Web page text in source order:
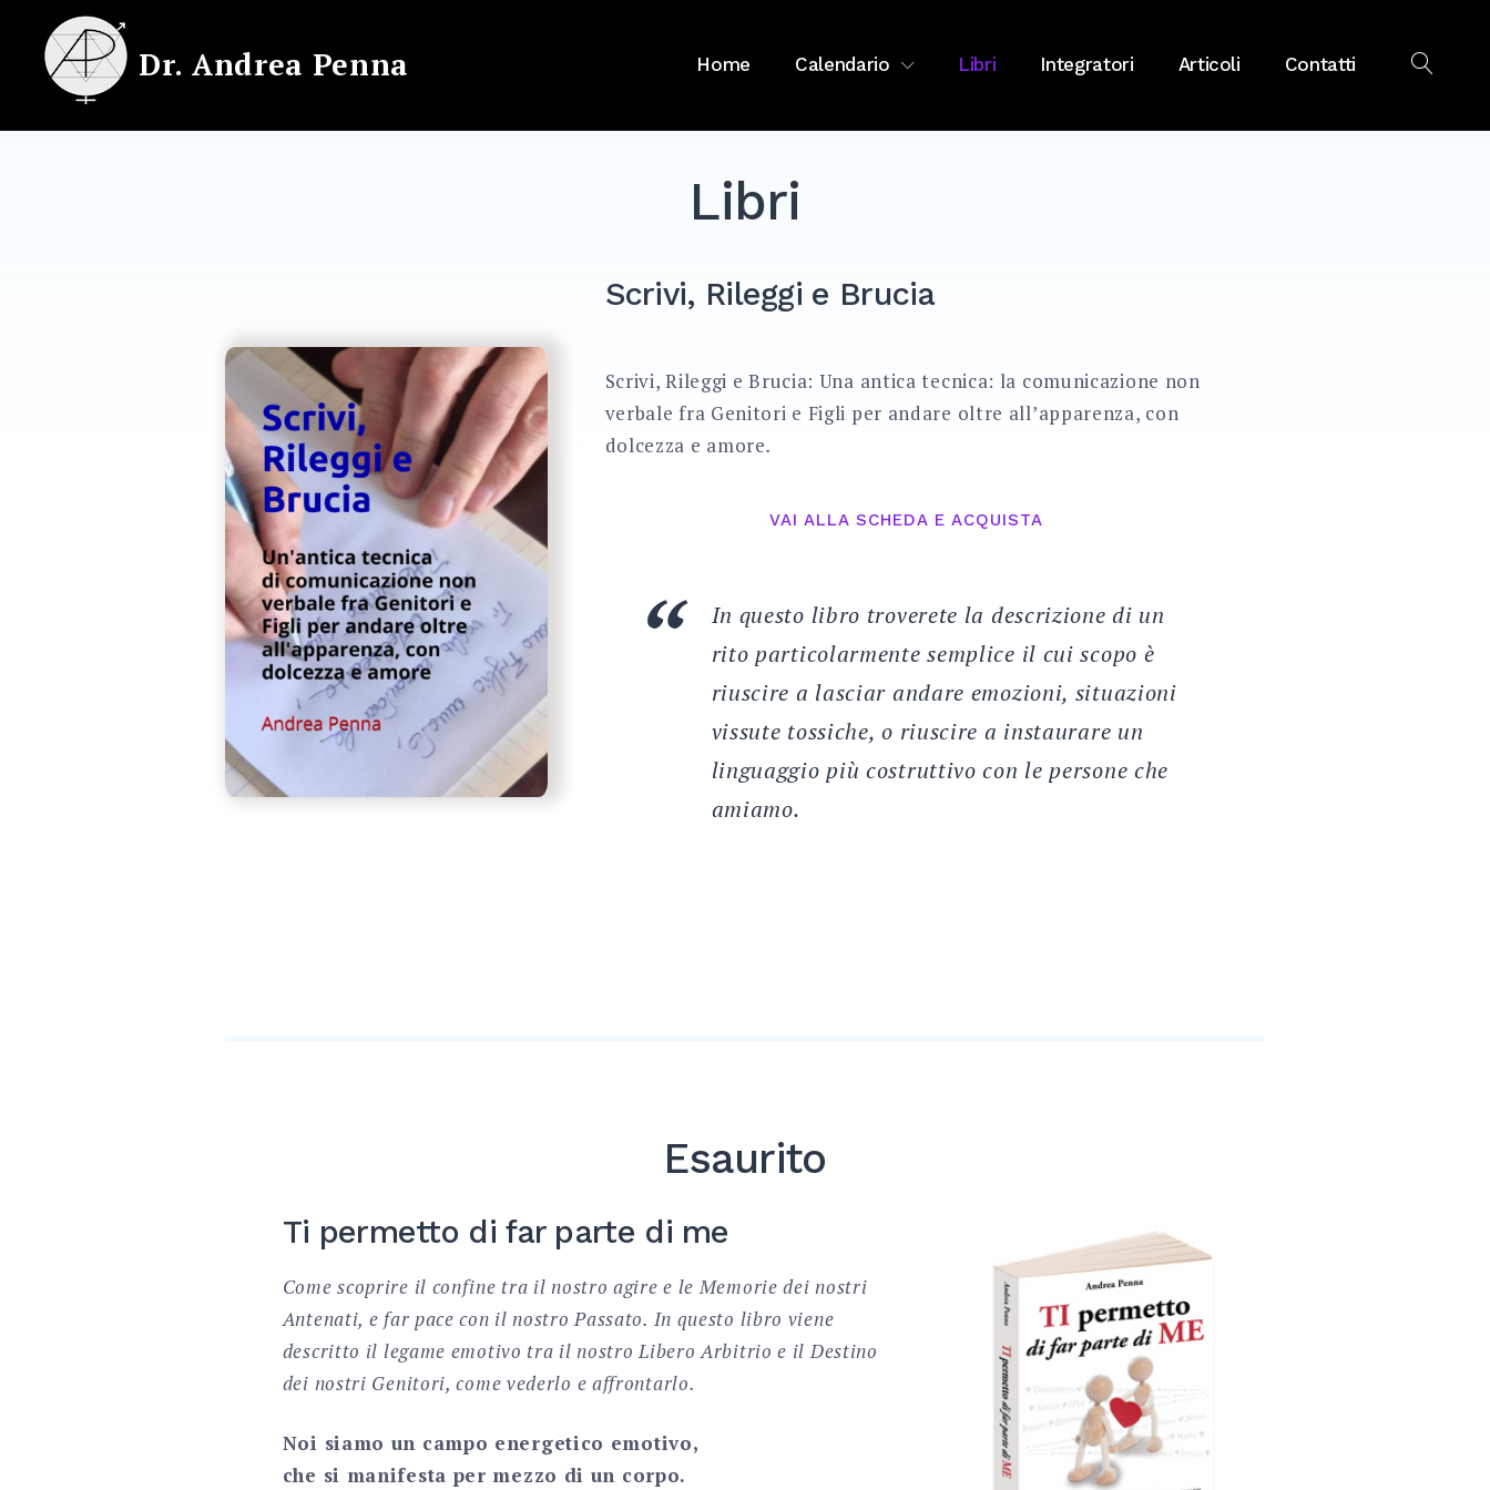
content
Dr. Andrea Penna Home Calendario Libri Integratori Articoli Contatti
Libri
Scrivi, Rileggi e Brucia
Scrivi, Rileggi e Brucia: Una antica tecnica: la comunicazione non
verbale fra Genitori e Figli per andare oltre all’apparenza, con
dolcezza e amore.
VAI ALLA SCHEDA E ACQUISTA
In questo libro troverete la descrizione di un
rito particolarmente semplice il cui scopo è
riuscire a lasciar andare emozioni, situazioni
vissute tossiche, o riuscire a instaurare un
linguaggio più costruttivo con le persone che
amiamo.
Esaurito
Ti permetto di far parte di me
Come scoprire il confine tra il nostro agire e le Memorie dei nostri
Antenati, e far pace con il nostro Passato. In questo libro viene
descritto il legame emotivo tra il nostro Libero Arbitrio e il Destino
dei nostri Genitori, come vederlo e affrontarlo.
Noi siamo un campo energetico emotivo,
che si manifesta per mezzo di un corpo.